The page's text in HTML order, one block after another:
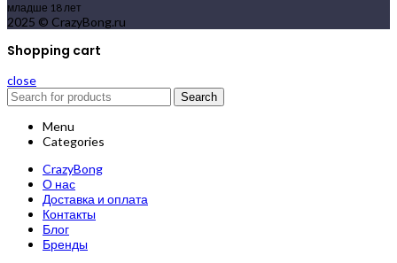
младше 18 лет
2025 © CrazyBong.ru
Shopping cart
close
Search
Menu
Categories
CrazyBong
О нас
Доставка и оплата
Контакты
Блог
Бренды